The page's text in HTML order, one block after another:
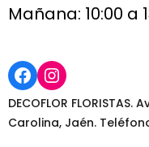
Mañana: 10:00 a
Facebook
Instagram
DECOFLOR
Carolina, Jaén.